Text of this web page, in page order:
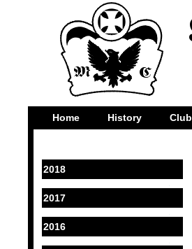
Home History
2018
2017
2016